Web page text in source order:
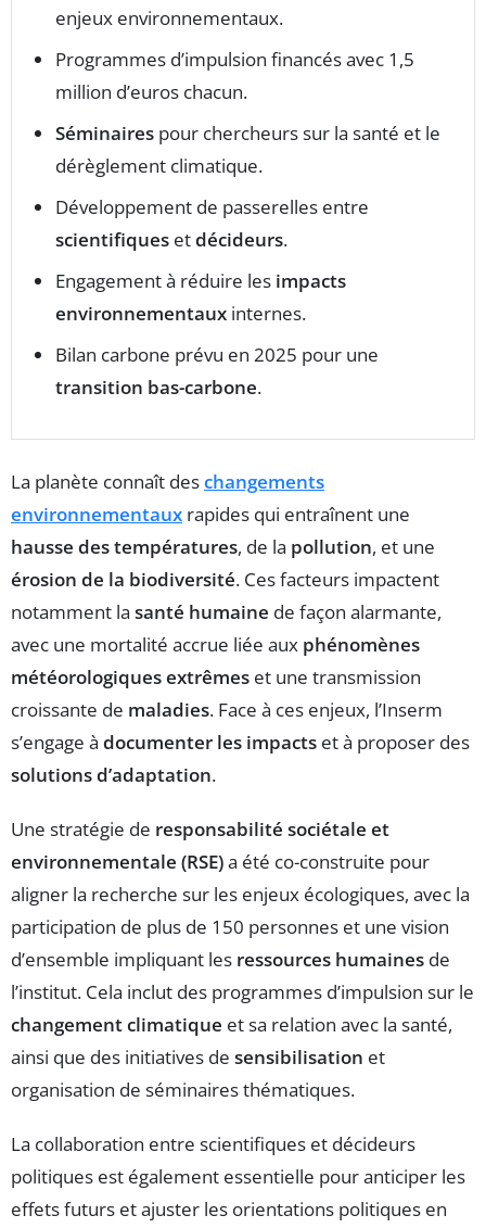
enjeux environnementaux.
Programmes d’impulsion financés avec 1,5
million d’euros chacun.
Séminaires pour chercheurs sur la santé et le
dérèglement climatique.
Développement de passerelles entre
scientifiques etdécideurs.
Engagement à réduire les impacts
environnementaux internes.
Bilan carbone prévu en 2025 pour une
transition bas-carbone.
La planète connaît deschangements
environnementaux rapides qui entraînent une
hausse des températures, de la pollution, et une
érosion de la biodiversité. Ces facteurs impactent
notamment la santé humaine de façon alarmante,
avec une mortalité accrue liée aux phénomènes
météorologiques extrêmes et une transmission
croissante de maladies. Face à ces enjeux, l’Inserm
s’engage à documenter les impacts et à proposer des
solutions d’adaptation.
Une stratégie de responsabilité sociétale et
environnementale (RSE)a été co-construite pour
aligner la recherche sur les enjeux écologiques, avec la
participation de plus de 150 personnes et une vision
d’ensemble impliquant les ressources humaines de
l’institut. Cela inclut des programmes d’impulsion sur le
changement climatique et sa relation avec la santé,
ainsi que des initiatives de sensibilisation et
organisation de séminaires thématiques.
La collaboration entre scientifiques et décideurs
politiques est également essentielle pour anticiper les
effets futurs et ajuster les orientations politiques en